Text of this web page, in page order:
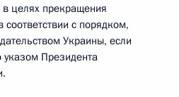
целях прекращения
с порядком,
Украины, если
указом Президента